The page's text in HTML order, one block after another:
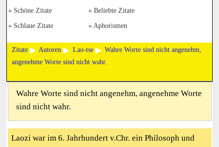
Schöne Zitate Beliebte Zitate
Schlaue Zitate Aphorismen
Zitate Autoren Lao-tse
Wahre Worte sind nicht angenehm,
angenehme Worte sind nicht wahr.
Wahre Worte sind nicht angenehm, angenehme Worte
sind nicht wahr.
Laozi war im 6. Jahrhundert v.Chr. ein Philosoph und